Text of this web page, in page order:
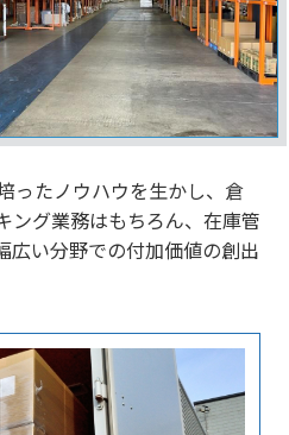
ったノウハウを⽣かし、倉
ング業務はもちろん、在庫管
広い分野での付加価値の創出